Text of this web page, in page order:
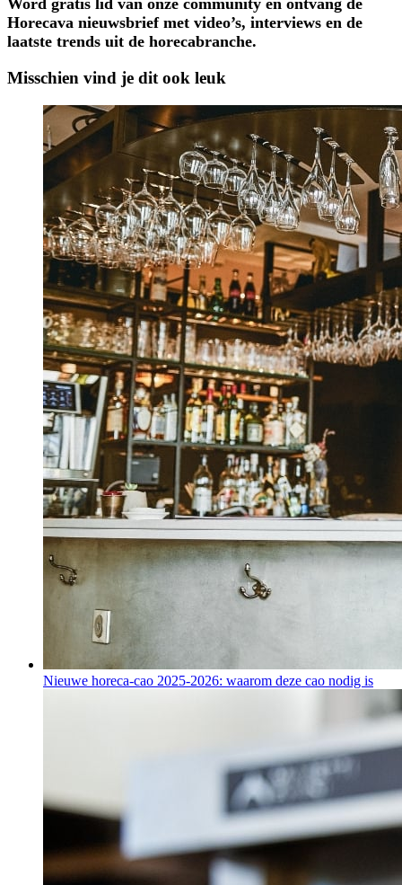
Word gratis lid van onze community en ontvang de
Horecava nieuwsbrief met video’s, interviews en de
laatste trends uit de horecabranche.
Misschien vind je dit ook leuk
Nieuwe horeca-cao 2025-2026: waarom deze cao nodig is